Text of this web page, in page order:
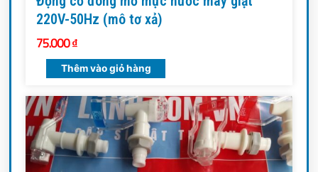
220V-50Hz (mô tơ xả)
75.000₫
Thêm vào giỏ hàng